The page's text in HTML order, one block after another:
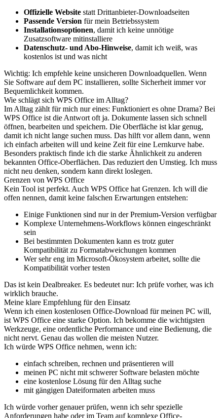
Offizielle Website statt Drittanbieter-Downloadseiten
Passende Version für mein Betriebssystem
Installationsoptionen, damit ich keine unnötige
Zusatzsoftware mitinstalliere
Datenschutz- und Abo-Hinweise, damit ich weiß, was
kostenlos ist und was nicht
Wichtig: Ich empfehle keine unsicheren Downloadquellen. Wenn
Sie Software auf dem PC installieren, sollte Sicherheit immer vor
Bequemlichkeit kommen.
Wie schlägt sich WPS Office im Alltag?
Im Alltag zählt für mich nur eines: Funktioniert es ohne Drama? Bei
WPS Office ist die Antwort oft ja. Dokumente lassen sich schnell
öffnen, bearbeiten und speichern. Die Oberfläche ist klar genug,
damit ich nicht lange suchen muss. Das hilft vor allem dann, wenn
ich einfach arbeiten will und keine Zeit für eine Lernkurve habe.
Besonders praktisch finde ich die starke Ähnlichkeit zu anderen
bekannten Office-Oberflächen. Das reduziert den Umstieg. Ich muss
nicht neu denken, sondern kann direkt loslegen.
Grenzen von WPS Office
Kein Tool ist perfekt. Auch WPS Office hat Grenzen. Ich will die
offen nennen, damit keine falschen Erwartungen entstehen:
Einige Funktionen sind nur in der Premium-Version verfügbar
Komplexe Unternehmens-Workflows können eingeschränkt
sein
Bei bestimmten Dokumenten kann es trotz guter
Kompatibilität zu Formatabweichungen kommen
Wer sehr eng im Microsoft-Ökosystem arbeitet, sollte die
Kompatibilität vorher testen
Das ist kein Dealbreaker. Es bedeutet nur: Ich prüfe vorher, was ich
wirklich brauche.
Meine klare Empfehlung für den Einsatz
Wenn ich einen kostenlosen Office-Download für meinen PC will,
ist WPS Office eine starke Option. Ich bekomme die wichtigsten
Werkzeuge, eine ordentliche Performance und eine Bedienung, die
nicht nervt. Genau das wollen die meisten Nutzer.
Ich würde WPS Office nehmen, wenn ich:
einfach schreiben, rechnen und präsentieren will
meinen PC nicht mit schwerer Software belasten möchte
eine kostenlose Lösung für den Alltag suche
mit gängigen Dateiformaten arbeiten muss
Ich würde vorher genauer prüfen, wenn ich sehr spezielle
Anforderungen habe oder im Team auf komplexe Office-